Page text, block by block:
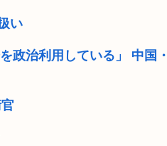
い
政治利用している」 中国・